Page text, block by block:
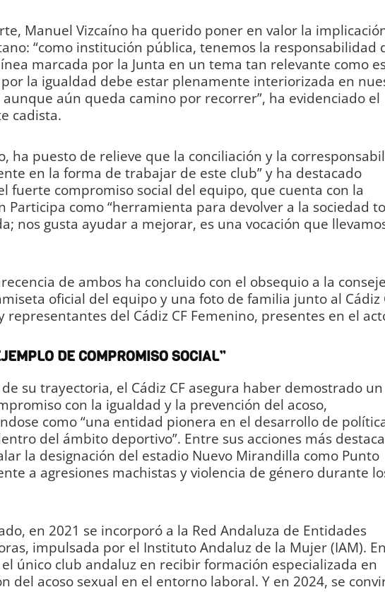
Manuel Vizcaíno ha querido poner en valor la
“como institución pública, tenemos la responsabilidad
marcada por la Junta en un tema tan relevante como
por la igualdad debe estar plenamente interiorizada en
aunque aún queda camino por recorrer”, ha evidenciado el
cadista.
ha puesto de relieve que la conciliación y la
en la forma de trabajar de este club” y ha destacado
fuerte compromiso social del equipo, que cuenta con la
Participa como “herramienta para devolver a la sociedad
nos gusta ayudar a mejorar, es una vocación que
de ambos ha concluido con el obsequio a la
oficial del equipo y una foto de familia junto al Cádiz
representantes del Cádiz CF Femenino, presentes en el
DE COMPROMISO SOCIAL”
su trayectoria, el Cádiz CF asegura haber demostrado un
con la igualdad y la prevención del acoso,
como “una entidad pionera en el desarrollo de
del ámbito deportivo”. Entre sus acciones más
la designación del estadio Nuevo Mirandilla como Punto
a agresiones machistas y violencia de género durante
en 2021 se incorporó a la Red Andaluza de Entidades
impulsada por el Instituto Andaluz de la Mujer (IAM). En
único club andaluz en recibir formación especializada en
del acoso sexual en el entorno laboral. Y en 2024, se